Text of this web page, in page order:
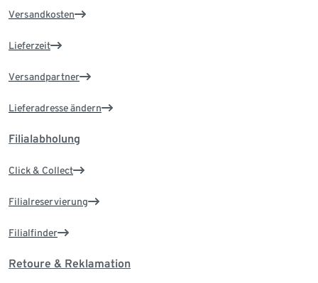
Versandkosten
Lieferzeit
Versandpartner
Lieferadresse ändern
Filialabholung
Click & Collect
Filialreservierung
Filialfinder
Retoure & Reklamation